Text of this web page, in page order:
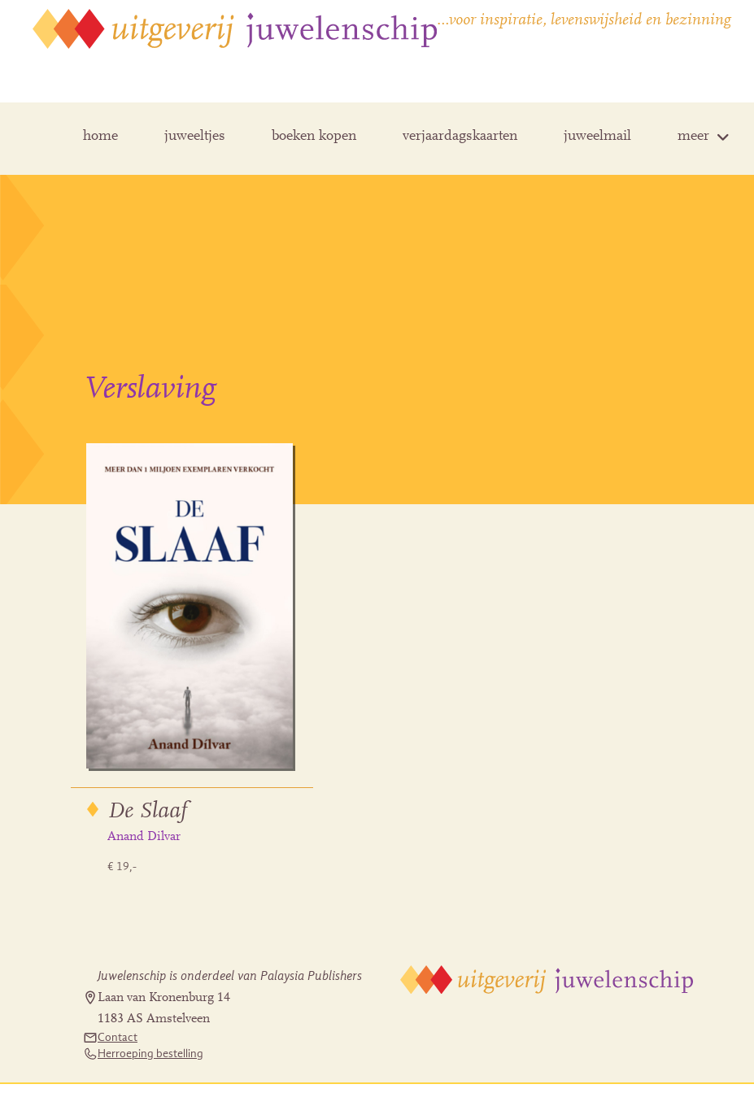
…voor inspiratie, levenswijsheid en bezinning
home juweeltjes boeken kopen verjaardagskaarten juweelmail meer
Verslaving
De Slaaf
Anand Dilvar
€ 19,-
Juwelenschip is onderdeel van Palaysia Publishers
Laan van Kronenburg 14
1183 AS Amstelveen
Contact
Herroeping bestelling